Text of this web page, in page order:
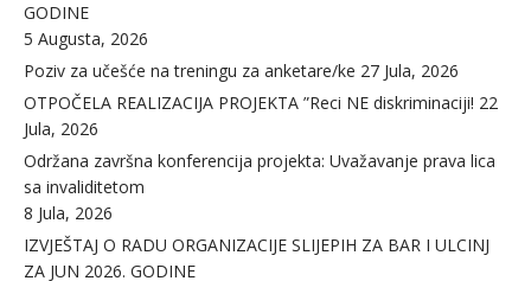
GODINE
5 Augusta, 2026
Poziv za učešće na treningu za anketare/ke 27 Jula, 2026
OTPOČELA REALIZACIJA PROJEKTA ”Reci NE diskriminaciji! 22
Jula, 2026
Održana završna konferencija projekta: Uvažavanje prava lica
sa invaliditetom
8 Jula, 2026
IZVJEŠTAJ O RADU ORGANIZACIJE SLIJEPIH ZA BAR I ULCINJ
ZA JUN 2026. GODINE